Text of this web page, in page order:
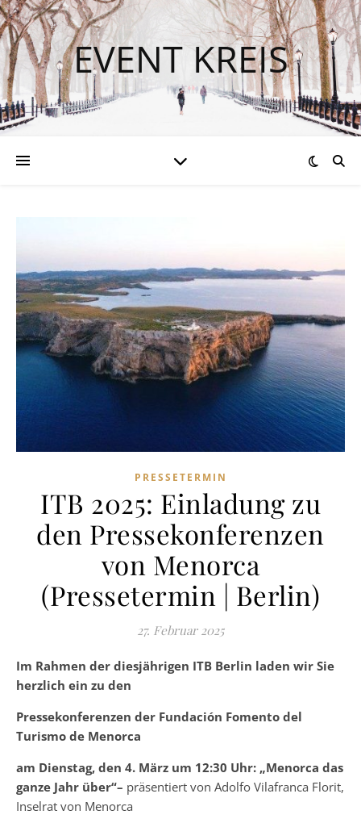
EVENT KREIS
PRESSETERMIN
ITB 2025: Einladung zu
den Pressekonferenzen
von Menorca
(Pressetermin | Berlin)
27. Februar 2025
Im Rahmen der diesjährigen ITB Berlin laden wir Sie
herzlich ein zu den
Pressekonferenzen der Fundación Fomento del
Turismo de Menorca
am Dienstag, den 4. März um 12:30 Uhr: „Menorca das
ganze Jahr über“– präsentiert von Adolfo Vilafranca Florit,
Inselrat von Menorca